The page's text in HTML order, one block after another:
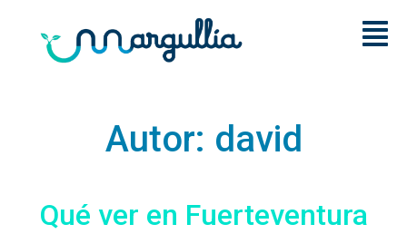
Autor: david
Qué ver en Fuerteventura